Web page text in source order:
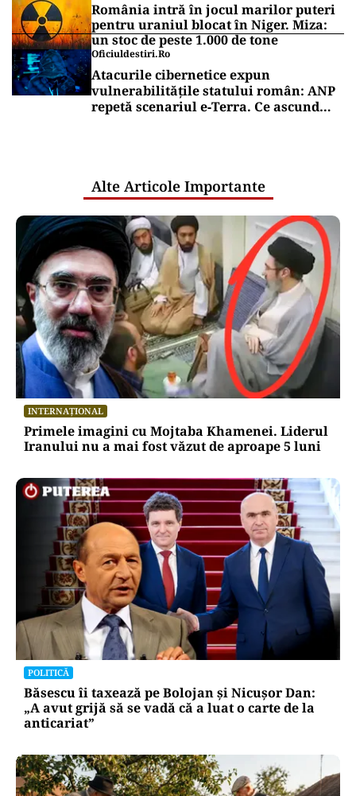
România intră în jocul marilor puteri
pentru uraniul blocat în Niger. Miza:
un stoc de peste 1.000 de tone
Oficiuldestiri.ro
Atacurile cibernetice expun
vulnerabilitățile statului român: ANP
repetă scenariul e‑Terra. Ce ascund
Alte Articole Importante
INTERNAȚIONAL
Primele imagini cu Mojtaba Khamenei. Liderul
Iranului nu a mai fost văzut de aproape 5 luni
POLITICĂ
Băsescu îi taxează pe Bolojan și Nicușor Dan:
„A avut grijă să se vadă că a luat o carte de la
anticariat”